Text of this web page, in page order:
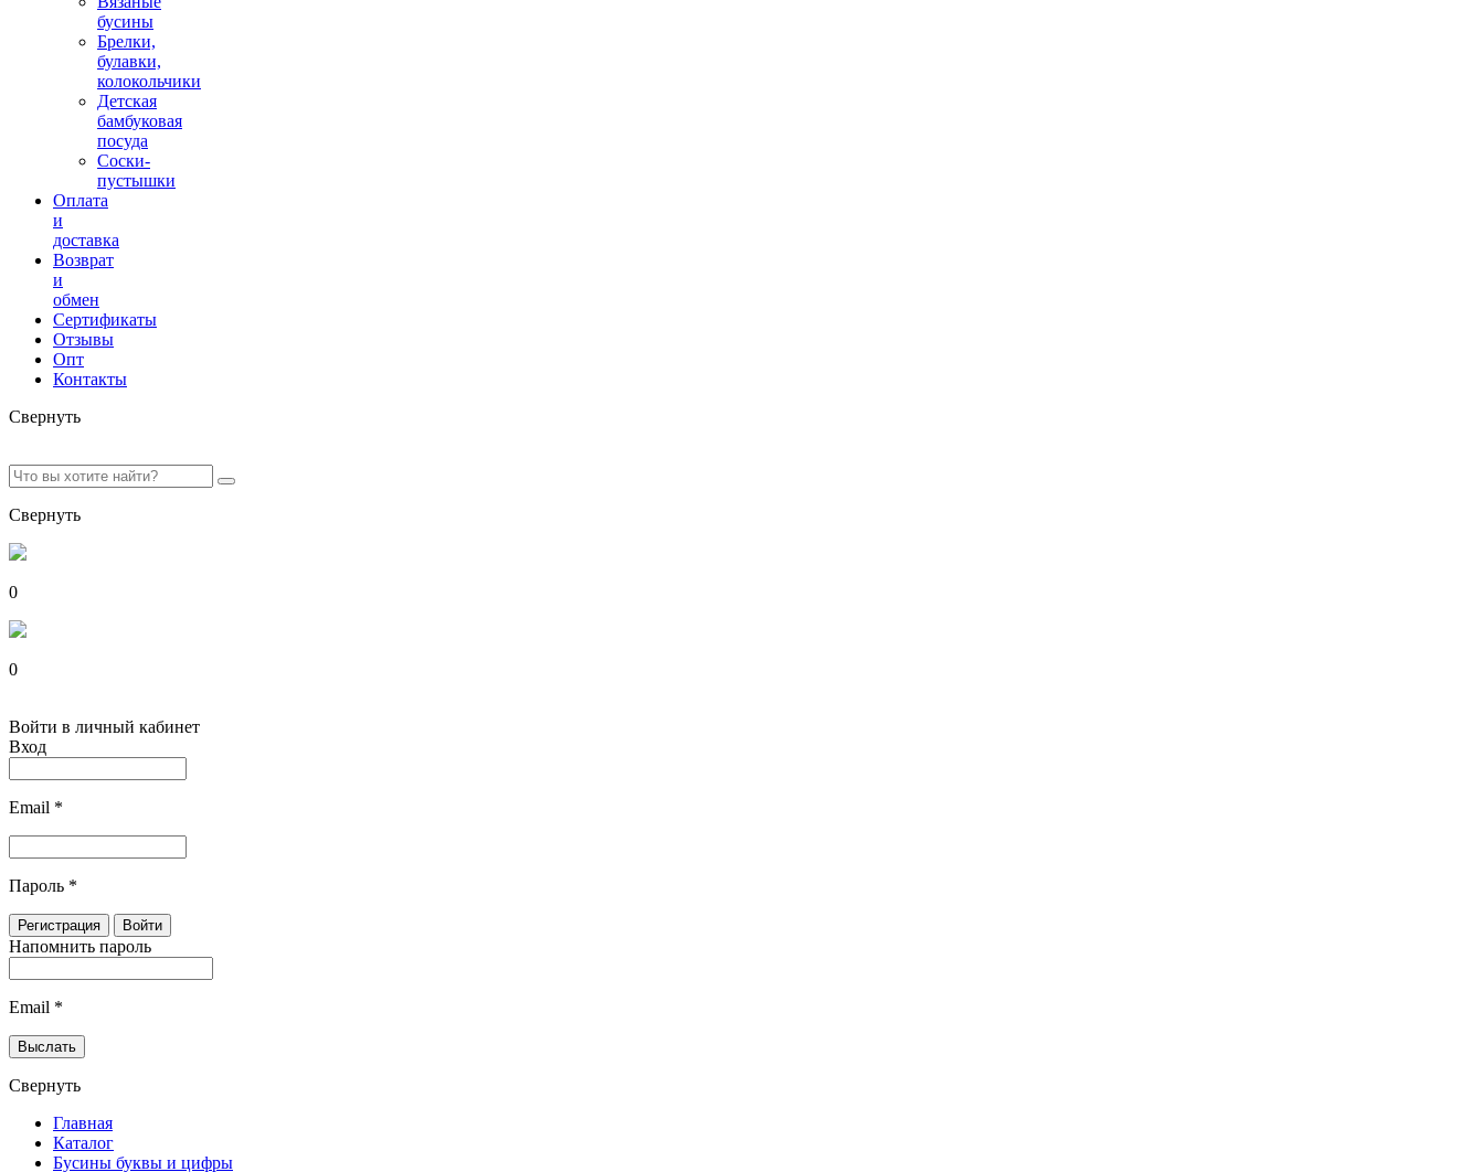
бусины
Брелки,
булавки,
колокольчики
Детская
бамбуковая
посуда
Соски-
пустышки
Оплата
и
доставка
Возврат
и
обмен
Сертификаты
Отзывы
Опт
Контакты
Свернуть
Свернуть
0
0
Войти в личный кабинет
Вход
Email *
Пароль *
Напомнить пароль
Email *
Свернуть
Главная
Каталог
Бусины буквы и цифры